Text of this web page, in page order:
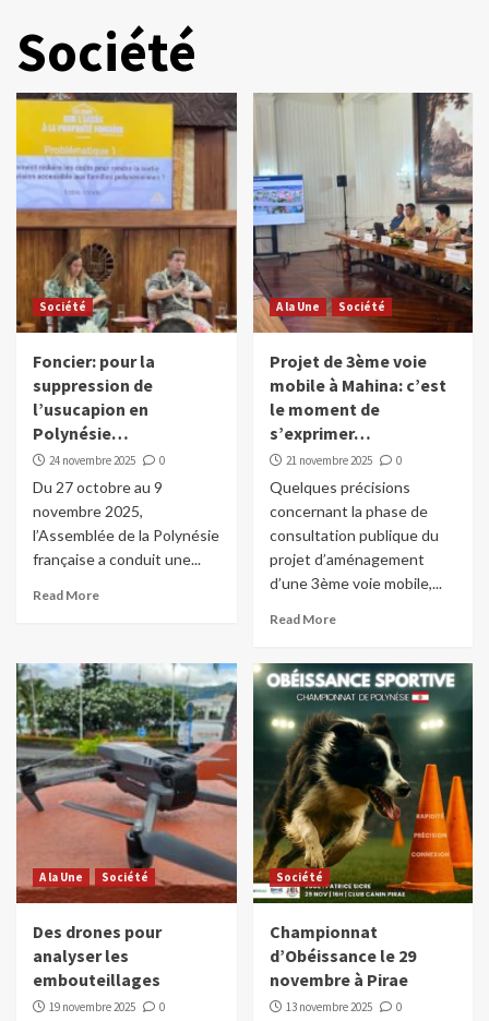
Société
Société
Foncier: pour la
suppression de
l’usucapion en
Polynésie…
24 novembre 2025 0
Du 27 octobre au 9
novembre 2025,
l’Assemblée de la Polynésie
française a conduit une...
Read More
A la Une Société
Projet de 3ème voie
mobile à Mahina: c’est
le moment de
s’exprimer…
21 novembre 2025 0
Quelques précisions
concernant la phase de
consultation publique du
projet d’aménagement
d’une 3ème voie mobile,...
Read More
A la Une Société
Des drones pour
analyser les
embouteillages
19 novembre 2025 0
Société
Championnat
d’Obéissance le 29
novembre à Pirae
13 novembre 2025 0